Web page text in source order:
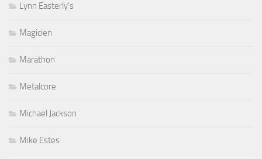
Lynn Easterly's
Magicien
Marathon
Metalcore
Michael Jackson
Mike Estes